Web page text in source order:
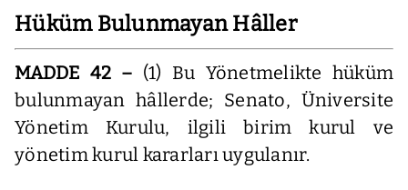
Hüküm Bulunmayan Hâller
MADDE 42 – (1) Bu Yönetmelikte hüküm
bulunmayan hâllerde; Senato, Üniversite
Yönetim Kurulu, ilgili birim kurul ve
yönetim kurul kararları uygulanır.